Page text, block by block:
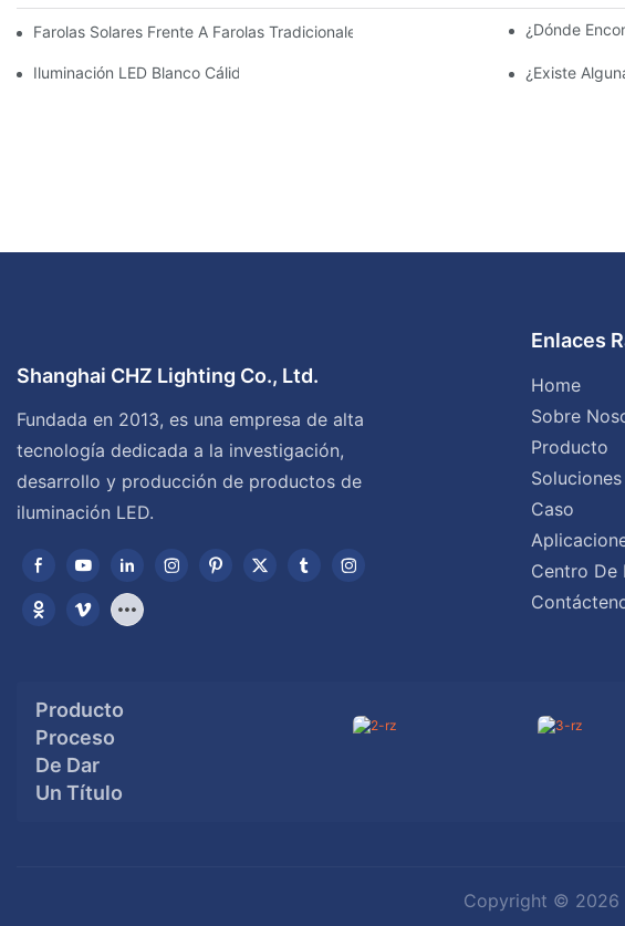
Farolas Solares Frente A Farolas Tradicionales: Coste, Retorno De La Inversión Y
¿Dónde
Iluminación LED Blanco Cálido Vs. Blanco Suave ¿Existe
Shanghai CHZ Lighting Co., Ltd.
Fundada en 2013, es una empresa de alta
tecnología dedicada a la investigación,
desarrollo y producción de productos de
iluminación LED.
Enlaces
Home
Sobre
Producto
Soluciones
Caso
Centro De
Producto
Proceso
De Dar
Un Título
Copyright © 2026